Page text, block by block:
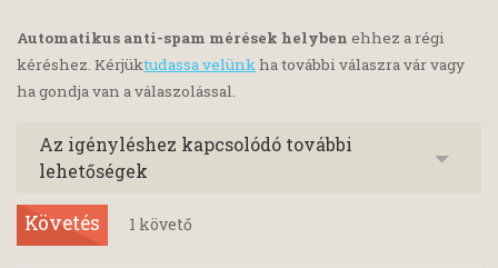
Automatikus anti-spam mérések helyben ehhez a régi
kéréshez. Kérjüktudassa velünkha további válaszra vár vagy
ha gondja van a válaszolással.
Az igényléshez kapcsolódó további
lehetőségek
Követés 1 követő